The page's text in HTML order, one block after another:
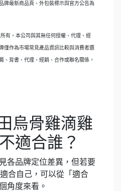
牌最新商品頁、外包裝標示與官方公告為
有，本公司與其無任何授權、代理、經
僅作為市場常見產品資訊比較與消費者選
、背書、代理、經銷、合作或聯名關係。
烏骨雞滴雞
適合誰？
各品牌定位差異，但若要
合自己，可以從「適合
角度來看。